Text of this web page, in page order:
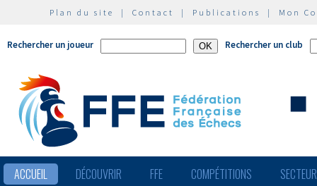
Plan du site | Contact | Publications | Mon
Rechercher un joueur Rechercher un club
ACCUEIL DÉCOUVRIR FFE COMPÉTITIONS